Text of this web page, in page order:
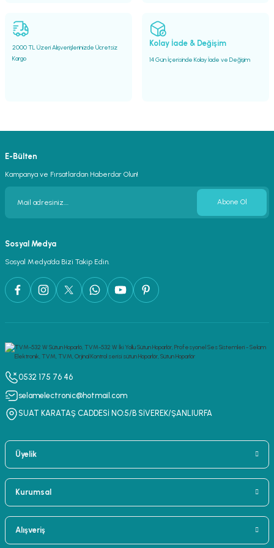
2000 TL Üzeri Alışverişlerinizde Ücretsiz
Kargo
Kolay İade & Değişim
14 Gün İçerisinde Kolay İade ve Değişim
E-Bülten
Kampanya ve Fırsatlardan Haberdar Olun!
Abone Ol
Sosyal Medya
Sosyal Medya’da Bizi Takip Edin.
0532 175 76 46
selamelectronic@hotmail.com
SUAT KARATAŞ CADDESİ NO:5/B SİVEREK/ŞANLIURFA
Üyelik
Kurumsal
Alışveriş